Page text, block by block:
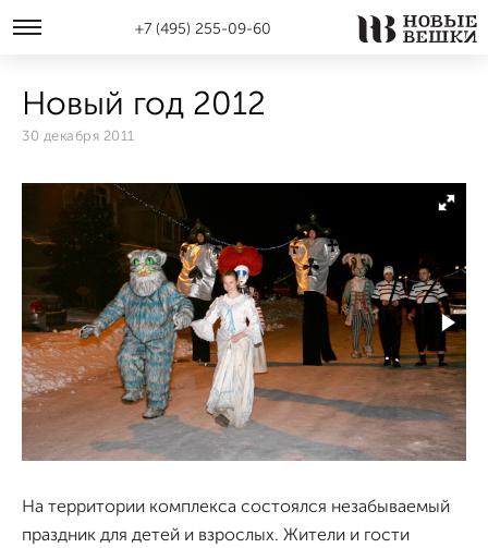
+7 (495) 255-09-60
Новый год 2012
30 декабря 2011
На территории комплекса состоялся незабываемый
праздник для детей и взрослых. Жители и гости